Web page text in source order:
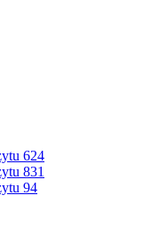
624
831
94